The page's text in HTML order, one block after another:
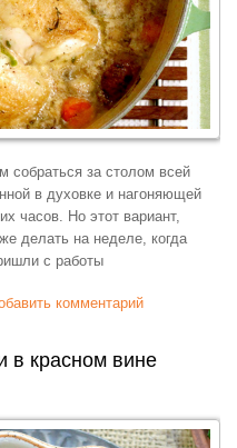
собраться за столом всей
в духовке и нагоняющей
часов. Но этот вариант,
делать на неделе, когда
с работы
тушенная с овощами
комментарий
в красном вине